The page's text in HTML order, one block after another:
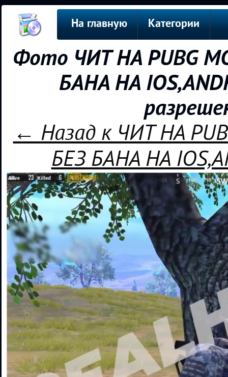
На главную Категории
Фото ЧИТ НА PUBG
БАНА НА
← Назад к ЧИТ НА
БЕЗ БАНА НА